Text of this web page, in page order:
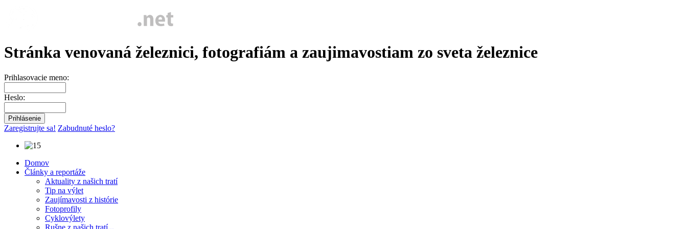
Stránka venovaná železnici, fotografiám a zaujimavostiam zo sveta železnice
Prihlasovacie meno:
Heslo:
Zaregistrujte sa! Zabudnuté heslo?
Domov
Články a reportáže
Aktuality z našich tratí
Tip na výlet
Zaujímavosti z histórie
Fotoprofily
Cyklovýlety
Rušne z našich tratí...